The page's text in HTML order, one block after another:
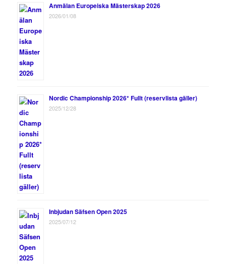
Anmälan Europeiska Mästerskap 2026
2026/01/08
Nordic Championship 2026* Fullt (reservlista gäller)
2025/12/28
Inbjudan Säfsen Open 2025
2025/07/12